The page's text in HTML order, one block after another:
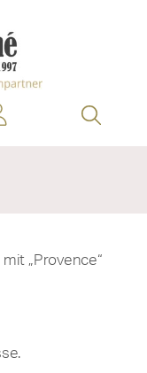
„Provence“